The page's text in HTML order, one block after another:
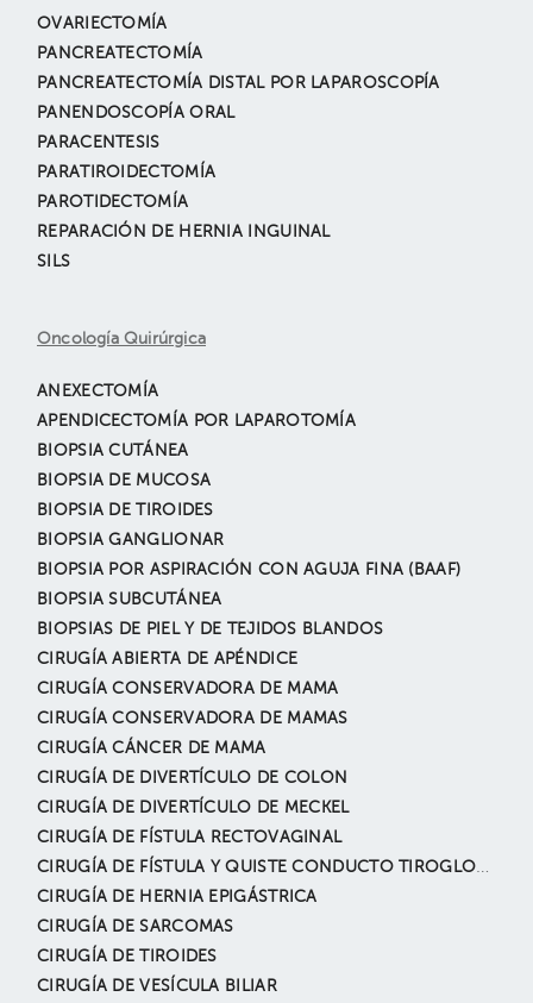
OVARIECTOMÍA
PANCREATECTOMÍA
PANCREATECTOMÍA DISTAL POR LAPAROSCOPÍA
PANENDOSCOPÍA ORAL
PARACENTESIS
PARATIROIDECTOMÍA
PAROTIDECTOMÍA
REPARACIÓN DE HERNIA INGUINAL
SILS
Oncología Quirúrgica
ANEXECTOMÍA
APENDICECTOMÍA POR LAPAROTOMÍA
BIOPSIA CUTÁNEA
BIOPSIA DE MUCOSA
BIOPSIA DE TIROIDES
BIOPSIA GANGLIONAR
BIOPSIA POR ASPIRACIÓN CON AGUJA FINA (BAAF)
BIOPSIA SUBCUTÁNEA
BIOPSIAS DE PIEL Y DE TEJIDOS BLANDOS
CIRUGÍA ABIERTA DE APÉNDICE
CIRUGÍA CONSERVADORA DE MAMA
CIRUGÍA CONSERVADORA DE MAMAS
CIRUGÍA CÁNCER DE MAMA
CIRUGÍA DE DIVERTÍCULO DE COLON
CIRUGÍA DE DIVERTÍCULO DE MECKEL
CIRUGÍA DE FÍSTULA RECTOVAGINAL
CIRUGÍA DE FÍSTULA Y QUISTE CONDUCTO TIROGLOSO
CIRUGÍA DE HERNIA EPIGÁSTRICA
CIRUGÍA DE SARCOMAS
CIRUGÍA DE TIROIDES
CIRUGÍA DE VESÍCULA BILIAR